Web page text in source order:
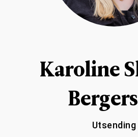
Karoline
Utsending